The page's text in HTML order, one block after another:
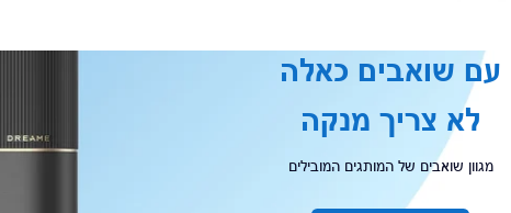
עם שואבים כאלה
לא צריך מנקה
מגוון שואבים של המותגים המובילים